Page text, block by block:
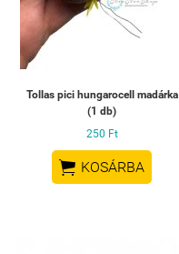
Tollas pici hungarocell madárka
(1 db)
250 Ft
 KOSÁRBA